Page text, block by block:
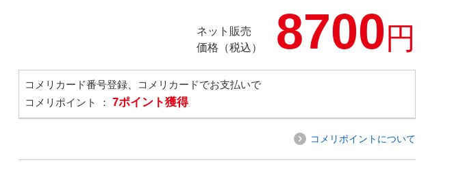
ネット販売
価格（税込）
8700円
コメリカード番号登録、コメリカードでお支払いで
コメリポイント ： 7ポイント獲得
コメリポイントについて